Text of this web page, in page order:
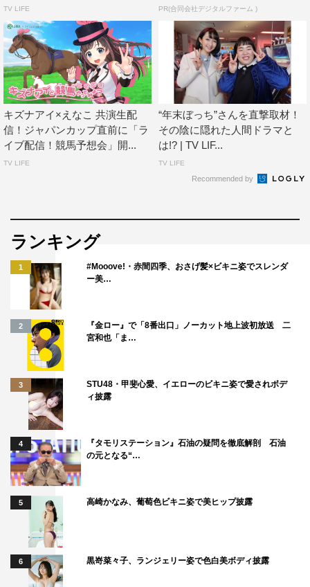
TV LIFE PR(合同会社デジタルファーム )
キズナアイ×えなこ 共演生配
信！ジャパンカップ直前に「ラ
イブ配信！競馬予想会」開...
TV LIFE
“年末ぼっち”さんを直撃取材！
その陰に隠れた人間ドラマと
は!? | TV LIF...
TV LIFE
Recommended by
ランキング
1
#Mooove!・赤間四季、おさげ髪×ビキニ姿でスレンダ
ー美…
2
『金ロー』で「8番出口」ノーカット地上波初放送 二
宮和也「ま…
3
STU48・甲斐心愛、イエローのビキニ姿で愛されボデ
ィ披露
4
『タモリステーション』石油の疑問を徹底解剖 石油
の元となる“…
5 高崎かなみ、葡萄色ビキニ姿で美ヒップ披露
6 黒嵜菜々子、ランジェリー姿で色白美ボディ披露